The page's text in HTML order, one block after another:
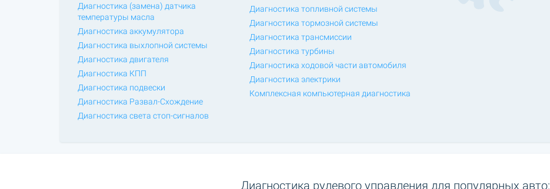
Диагностика (замена) датчика
температуры масла
Диагностика аккумулятора
Диагностика выхлопной системы
Диагностика двигателя
Диагностика КПП
Диагностика подвески
Диагностика Развал-Схождение
Диагностика света стоп-сигналов
Диагностика топливной системы
Диагностика тормозной системы
Диагностика трансмиссии
Диагностика турбины
Диагностика ходовой части автомобиля
Диагностика электрики
Комплексная компьютерная диагностика
Диагностика рулевого управления для популярных авто: